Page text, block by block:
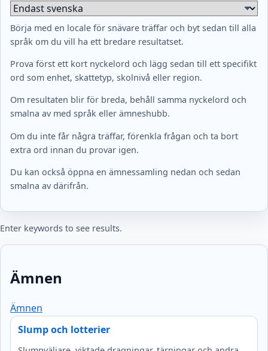
Börja med en locale för snävare träffar och byt sedan till alla
språk om du vill ha ett bredare resultatset.
Prova först ett kort nyckelord och lägg sedan till ett specifikt
ord som enhet, skattetyp, skolnivå eller region.
Om resultaten blir för breda, behåll samma nyckelord och
smalna av med språk eller ämneshubb.
Om du inte får några träffar, förenkla frågan och ta bort
extra ord innan du provar igen.
Du kan också öppna en ämnessamling nedan och sedan
smalna av därifrån.
Enter keywords to see results.
Ämnen
Ämnen
Slump och lotterier